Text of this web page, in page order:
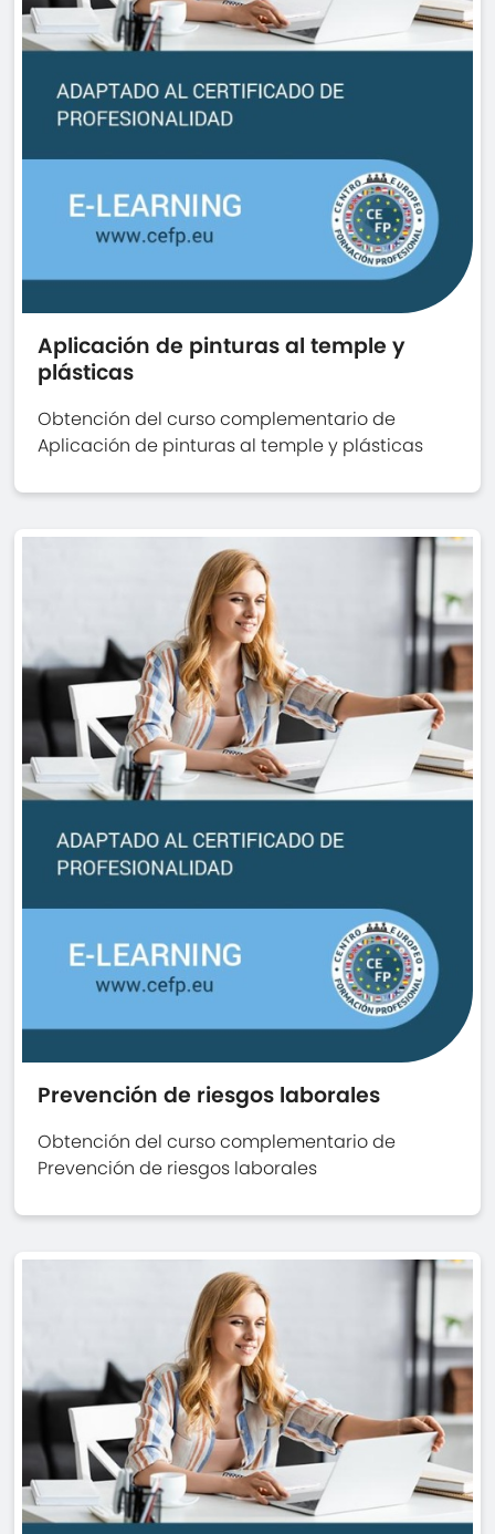
Aplicación de pinturas al temple y
plásticas
Obtención del curso complementario de
Aplicación de pinturas al temple y plásticas
Prevención de riesgos laborales
Obtención del curso complementario de
Prevención de riesgos laborales